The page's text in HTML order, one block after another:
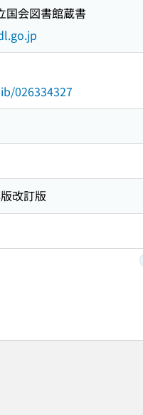
国会図書館蔵書
026334327
改訂版